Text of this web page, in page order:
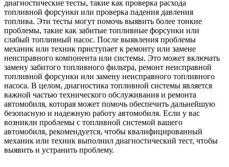
диагностические тесты, такие как проверка расхода
топливной форсунки или проверка падения давления
топлива. Эти тесты могут помочь выявить более тонкие
проблемы, такие как забитые топливные форсунки или
слабый топливный насос. После выявления проблемы
механик или техник приступает к ремонту или замене
неисправного компонента или системы. Это может включать
замену забитого топливного фильтра, ремонт неисправной
топливной форсунки или замену неисправного топливного
насоса. В целом, диагностика топливной системы является
важной частью технического обслуживания и ремонта
автомобиля, которая может помочь обеспечить дальнейшую
безопасную и надежную работу автомобиля. Если у вас
возникли проблемы с топливной системой вашего
автомобиля, рекомендуется, чтобы квалифицированный
механик или техник выполнил диагностический тест, чтобы
выявить и устранить проблему.